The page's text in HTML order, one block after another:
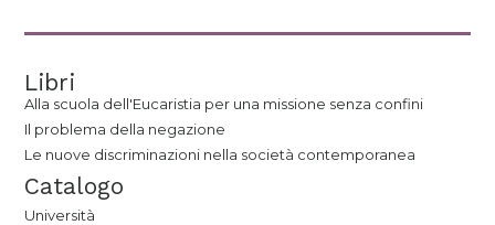
Libri
Alla scuola dell'Eucaristia per una missione senza confini
Il problema della negazione
Le nuove discriminazioni nella società contemporanea
Catalogo
Università